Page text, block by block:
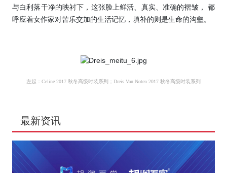
与白利落干净的映衬下，这张脸上鲜活、真实、准确的褶皱， 都
呼应着女作家对苦乐交加的生活记忆，填补的则是生命的沟壑。
左起： Celine 2017 秋冬高级时装系列； Dreis Van Noten 2017 秋冬高级时装系列
最新资讯